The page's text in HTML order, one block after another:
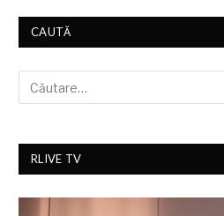
CAUTĂ
RLIVE TV